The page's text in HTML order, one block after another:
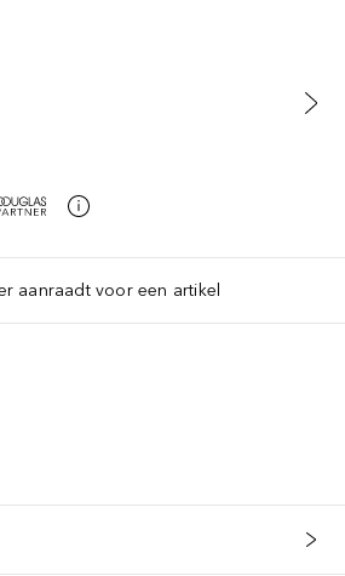
aanraadt voor een artikel